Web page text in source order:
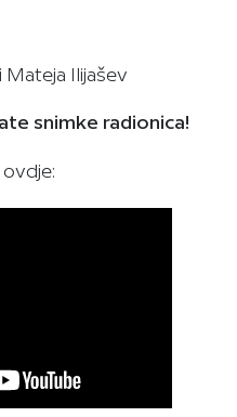
Mateja Ilijašev
snimke radionica!